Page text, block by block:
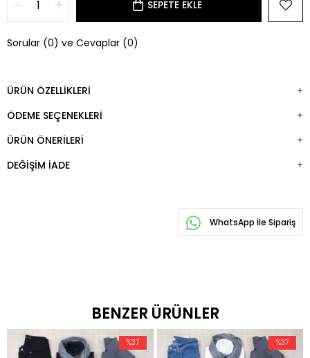
Sorular (0) ve Cevaplar (0)
ÜRÜN ÖZELLIKLERI
ÖDEME SEÇENEKLERI
ÜRÜN ÖNERILERI
DEĞIŞIM İADE
WhatsApp İle Sipariş
BENZER ÜRÜNLER
%37 %37